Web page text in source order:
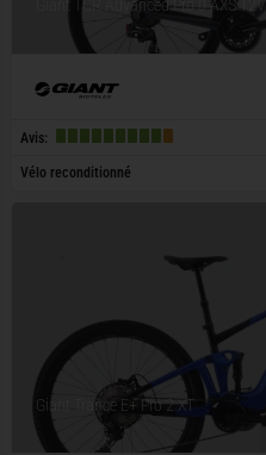
Giant TCR Advanced Pro 0 AXS 12V
Avis:
Vélo reconditionné
Giant Trance E+ Pro 2 XT